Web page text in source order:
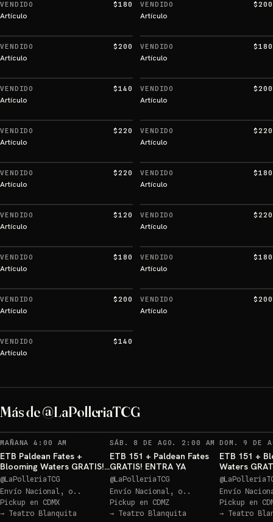
VENDIDO $180
Artículo
VENDIDO $200
Artículo
VENDIDO $200
Artículo
VENDIDO $180
Artículo
VENDIDO $140
Artículo
VENDIDO $200
Artículo
VENDIDO $220
Artículo
VENDIDO $220
Artículo
VENDIDO $220
Artículo
VENDIDO $180
Artículo
VENDIDO $120
Artículo
VENDIDO $220
Artículo
VENDIDO $180
Artículo
VENDIDO $180
Artículo
VENDIDO $200
Artículo
VENDIDO $200
Artículo
VENDIDO $140
Artículo
Más de @LaPolleriaTCG
MAÑANA 4:00 AM
ETB Paldean Fates +
Blooming Waters GRATIS!
ENTRA YA
@LaPolleriaTCG
Envío Nacional, o..
Pickup en CDMX
→ Teatro Blanquita
SÁB. 8 DE AGO. 2:00 AM
ETB 151 + Paldean Fates
GRATIS! ENTRA YA
@LaPolleriaTCG
Envío Nacional, o..
Pickup en CDMZ
→ Teatro Blanquita
DOM. 9 DE
ETB 151 +
Waters
@
Envío
Pickup en
→ Teatro